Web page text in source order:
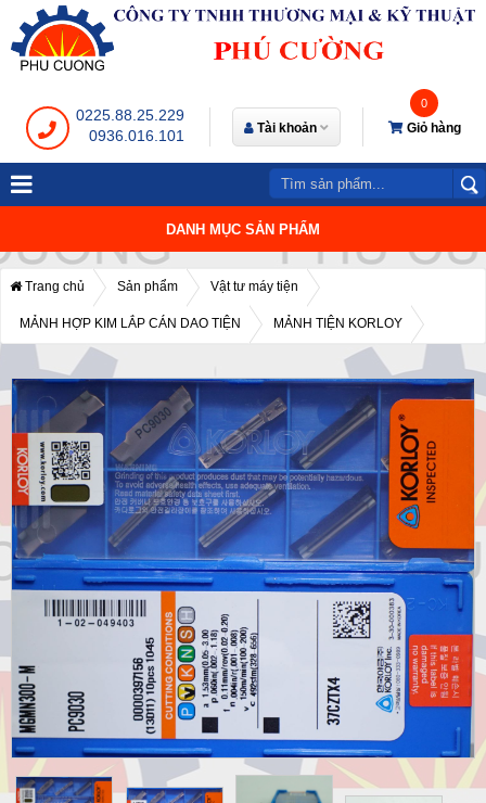
0225.88.25.229
0936.016.101
Tài khoản
0
Giỏ hàng
DANH MỤC SẢN PHẨM
Trang chủ Sản phẩm Vật tư máy tiện
MẢNH HỢP KIM LẮP CÁN DAO TIỆN MẢNH TIỆN KORLOY